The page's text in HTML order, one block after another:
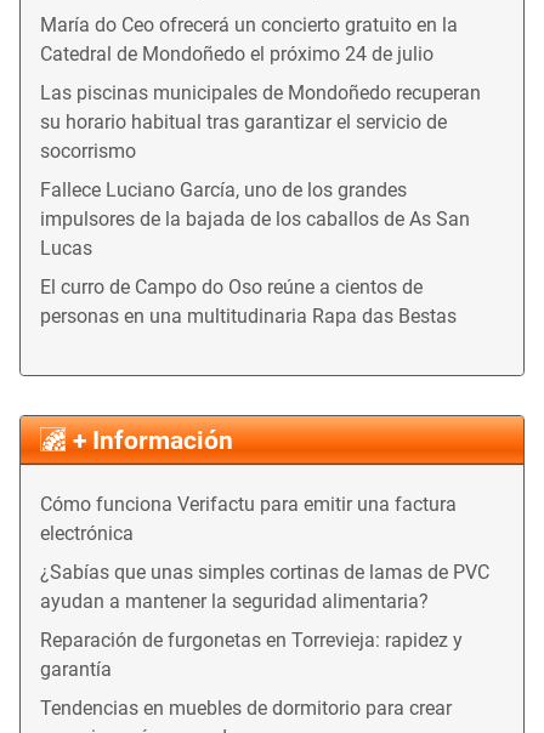
María do Ceo ofrecerá un concierto gratuito en la
Catedral de Mondoñedo el próximo 24 de julio
Las piscinas municipales de Mondoñedo recuperan
su horario habitual tras garantizar el servicio de
socorrismo
Fallece Luciano García, uno de los grandes
impulsores de la bajada de los caballos de As San
Lucas
El curro de Campo do Oso reúne a cientos de
personas en una multitudinaria Rapa das Bestas
+ Información
Cómo funciona Verifactu para emitir una factura
electrónica
¿Sabías que unas simples cortinas de lamas de PVC
ayudan a mantener la seguridad alimentaria?
Reparación de furgonetas en Torrevieja: rapidez y
garantía
Tendencias en muebles de dormitorio para crear